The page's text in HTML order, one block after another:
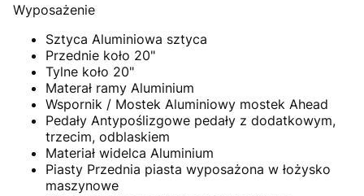
Wyposażenie
Sztyca Aluminiowa sztyca
Przednie koło 20"
Tylne koło 20"
Materał ramy Aluminium
Wspornik / Mostek Aluminiowy mostek Ahead
Pedały Antypoślizgowe pedały z dodatkowym,
trzecim, odblaskiem
Materiał widelca Aluminium
Piasty Przednia piasta wyposażona w łożysko
maszynowe